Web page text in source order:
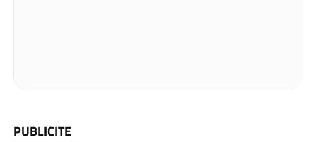
PUBLICITE